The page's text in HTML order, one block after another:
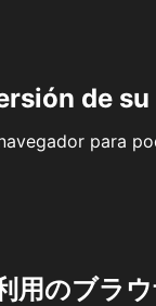
de
para
用のブラ